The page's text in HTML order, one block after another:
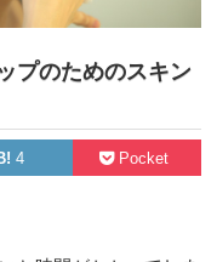
プのためのスキン
4 Pocket